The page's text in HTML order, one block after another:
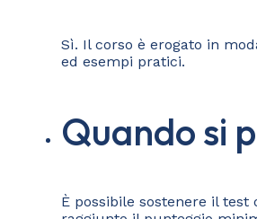
Sì. Il corso è erogato in
ed esempi pratici.
Quando si
È possibile sostenere il